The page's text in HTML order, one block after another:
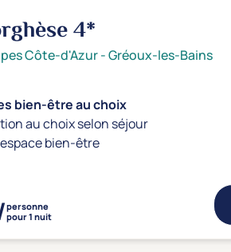
4*
Côte-d'Azur-Gréoux-les-Bains
bien-être au choix
au choix selon séjour
bien-être
personne
pour 1 nuit